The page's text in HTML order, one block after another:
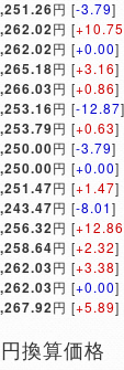
円 [-3.79]
円 [+10.75
円 [+0.00]
円 [+3.16]
円 [+0.86]
円 [-12.87]
円 [+0.63]
円 [-3.79]
円 [+0.00]
円 [+1.47]
円 [-8.01]
円 [+12.86
円 [+2.32]
円 [+3.38]
円 [+0.00]
円 [+5.89]
換算価格